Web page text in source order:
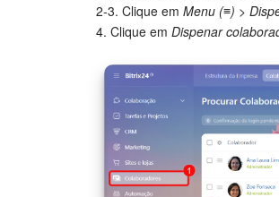
2-3. Clique em Menu (≡) >
4. Clique em Dispenar